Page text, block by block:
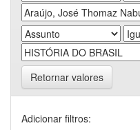
Retornar valores
Adicionar filtros: